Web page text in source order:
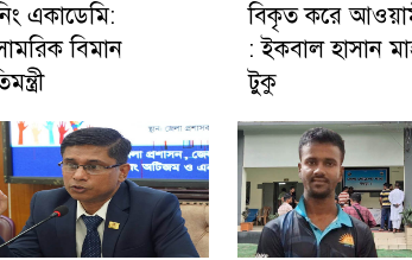
একাডেমি:
বিমান
বিকৃত করে
: ইকবাল হাসান
টুকু